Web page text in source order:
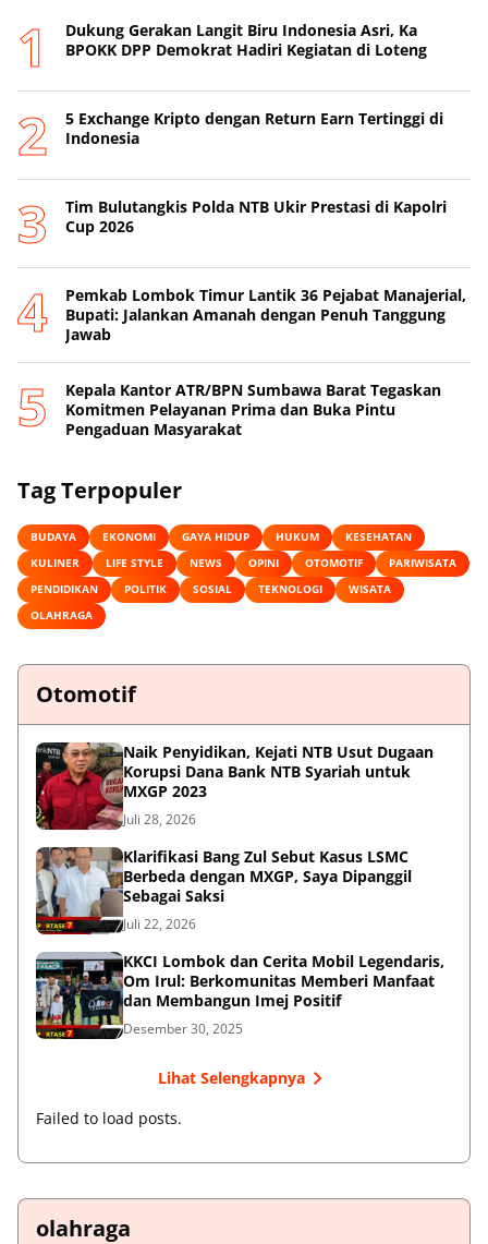
Dukung Gerakan Langit Biru Indonesia Asri, Ka
BPOKK DPP Demokrat Hadiri Kegiatan di Loteng
5 Exchange Kripto dengan Return Earn Tertinggi di
Indonesia
Tim Bulutangkis Polda NTB Ukir Prestasi di Kapolri
Cup 2026
Pemkab Lombok Timur Lantik 36 Pejabat Manajerial,
Bupati: Jalankan Amanah dengan Penuh Tanggung
Jawab
Kepala Kantor ATR/BPN Sumbawa Barat Tegaskan
Komitmen Pelayanan Prima dan Buka Pintu
Pengaduan Masyarakat
Tag Terpopuler
BUDAYA EKONOMI GAYA HIDUP HUKUM
KESEHATAN
KULINER
LIFE STYLE NEWS OPINI OTOMOTIF
PARIWISATA
PENDIDIKAN
POLITIK SOSIAL TEKNOLOGI
WISATA
OLAHRAGA
Otomotif
Naik Penyidikan, Kejati NTB Usut Dugaan
Korupsi Dana Bank NTB Syariah untuk
MXGP 2023
Juli 28, 2026
Klarifikasi Bang Zul Sebut Kasus LSMC
Berbeda dengan MXGP, Saya Dipanggil
Sebagai Saksi
Juli 22, 2026
KKCI Lombok dan Cerita Mobil Legendaris,
Om Irul: Berkomunitas Memberi Manfaat
dan Membangun Imej Positif
Desember 30, 2025
Lihat Selengkapnya
Failed to load posts.
olahraga